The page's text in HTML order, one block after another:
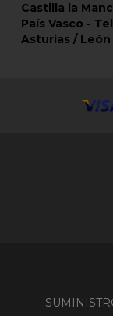
Castilla la
País Vasco -
Asturias /